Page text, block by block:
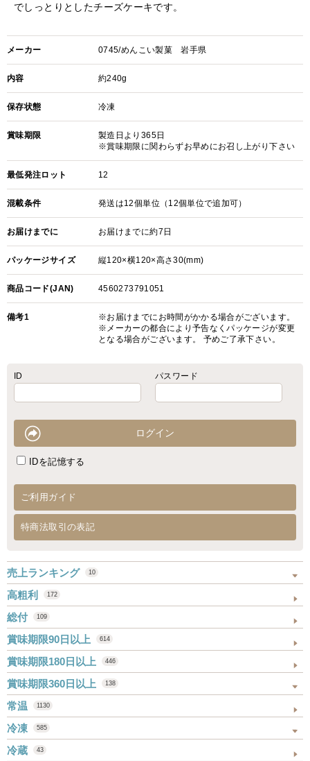
でしっとりとしたチーズケーキです。
メーカー 0745/めんこい製菓 岩手県
内容 約240g
保存状態 冷凍
賞味期限
製造日より365日
※賞味期限に関わらずお早めにお召し上がり下さい
最低発注ロット 12
混載条件 発送は12個単位（12個単位で追加可）
お届けまでに お届けまでに約7日
パッケージサイズ 縦120×横120×高さ30(mm)
商品コード(JAN) 4560273791051
備考1
※お届けまでにお時間がかかる場合がございます。
※メーカーの都合により予告なくパッケージが変更
となる場合がございます。 予めご了承下さい。
ID パスワード
IDを記憶する
ご利用ガイド
特商法取引の表記
売上ランキング 10
高粗利 172
総付 109
賞味期限90日以上 614
賞味期限180日以上 446
賞味期限360日以上 138
常温 1130
冷凍 585
冷蔵 43